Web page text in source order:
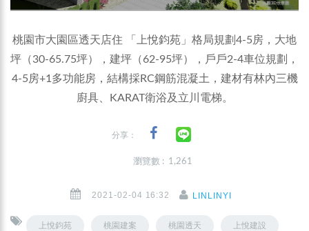
桃園市大園區透天店住 「上悅鈞苑」格局規劃4-5房，大地
坪（30-65.75坪），建坪（62-95坪），戶戶2-4車位規劃，
4-5房+1多功能房，結構採RC鋼筋混凝土，建材有林內三機
廚具、KARAT衛浴及立川電梯。
分享：
瀏覽數 : 1,261
2021-02-04 16:32 LINLINYI
上悅鈞苑 桃園建案 桃園透天 上悅建設